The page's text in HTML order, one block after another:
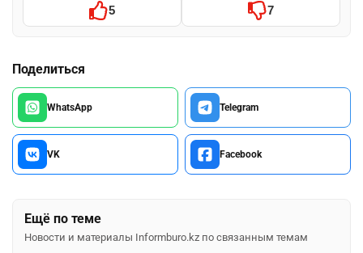
5 7
Поделиться
WhatsApp Telegram
VK Facebook
Ещё по теме
Новости и материалы Informburo.kz по связанным темам